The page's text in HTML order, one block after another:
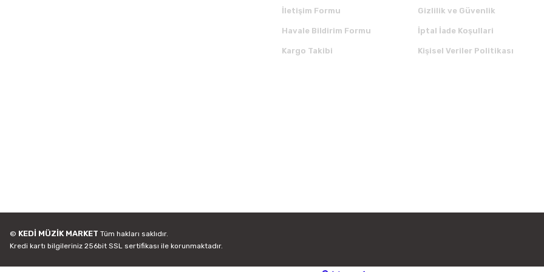
İletişim Formu
Havale Bildirim Formu
Kargo Takibi
Gizlilik ve Güvenlik
İptal İade Koşullari
Kişisel Veriler Politikası
© KEDİ MÜZİK MARKET Tüm hakları saklıdır.
Kredi kartı bilgileriniz 256bit SSL sertifikası ile korunmaktadır.